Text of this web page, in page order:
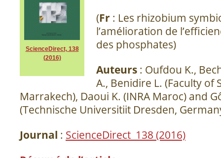
ScienceDirect, 138
(2016)
(Fr : Les rhizobium
l’amélioration de
des phosphates)
Auteurs : Oufdou K.,
A., Benidire L. (Faculty of
Marrakech), Daoui K. (INRA Maroc) and
(Technische Universitiit Dresden,
Journal : ScienceDirect 138 (2016)